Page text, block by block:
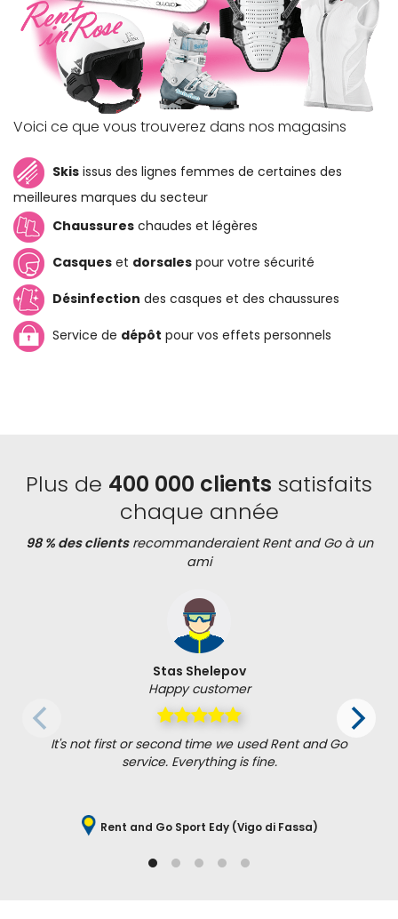
Voici ce que vous trouverez dans nos magasins
Skis issus des lignes femmes de certaines des
meilleures marques du secteur
Chaussures chaudes et légères
Casques et dorsales pour votre sécurité
Désinfection des casques et des chaussures
Service de dépôt pour vos effets personnels
Plus de 400 000 clients satisfaits
chaque année
98 % des clientsrecommanderaient Rent and Go à un
ami
Stas Shelepov
Happy customer
It's not first or second time we used Rent and Go
service. Everything is fine.
Rent and Go Sport Edy (Vigo di Fassa)